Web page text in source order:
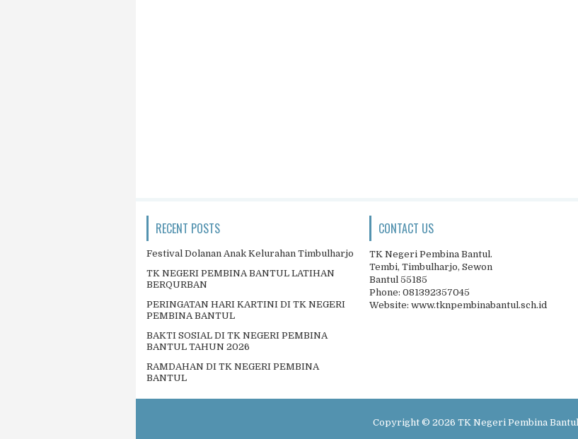
RECENT POSTS
Festival Dolanan Anak Kelurahan Timbulharjo
TK NEGERI PEMBINA BANTUL LATIHAN
BERQURBAN
PERINGATAN HARI KARTINI DI TK NEGERI
PEMBINA BANTUL
BAKTI SOSIAL DI TK NEGERI PEMBINA
BANTUL TAHUN 2026
RAMDAHAN DI TK NEGERI PEMBINA
BANTUL
CONTACT US
TK Negeri Pembina Bantul.
Tembi, Timbulharjo, Sewon
Bantul 55185
Phone: 081392357045
Website: www.tknpembinabantul.sch.id
Copyright © 2026 TK Negeri Pembina Bantul